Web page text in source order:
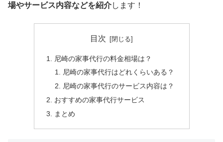
場やサービス内容などを紹介します！
目次
尼崎の家事代行の料金相場は？
尼崎の家事代行はどれくらいある？
尼崎の家事代行のサービス内容は？
おすすめの家事代行サービス
まとめ